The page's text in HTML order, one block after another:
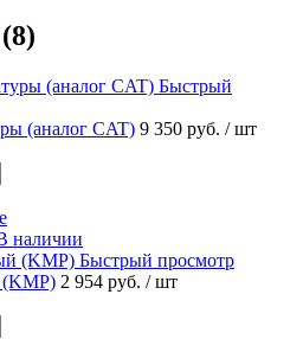
Быстрый
(аналог CAT) 9 350 руб. / шт
наличии
Быстрый просмотр
2 954 руб. / шт